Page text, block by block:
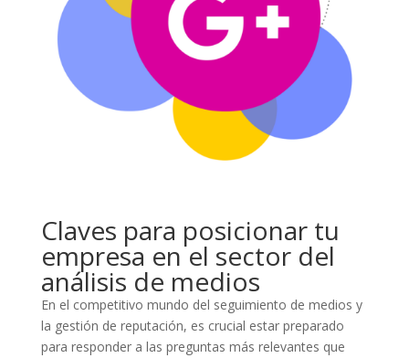
Claves para posicionar tu
empresa en el sector del
análisis de medios
En el competitivo mundo del seguimiento de medios y
la gestión de reputación, es crucial estar preparado
para responder a las preguntas más relevantes que